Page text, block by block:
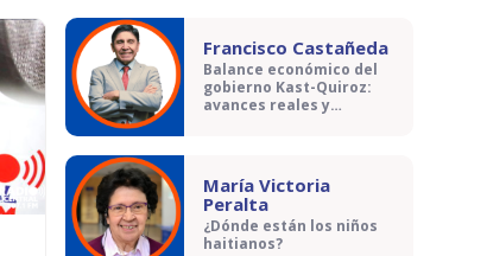
Francisco Castañeda
Balance económico del
gobierno Kast-Quiroz:
avances reales y
María Victoria
Peralta
¿Dónde están los niños
haitianos?